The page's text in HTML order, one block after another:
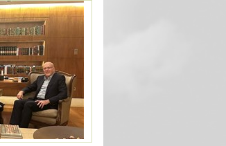
أساسية ينبغي علينا
والسجالات الداخلية
للنهوض للبنان وحل
وقال في تصريح: حان
موقف موحّد يحمي
المستمر على لبنان،
التجارب السابقة
وعلينا نحن
الإستقرار في وطننا
وانعكاساته علينا.
أضاف: الفرصة
وقف إطلاق النار
كرم، صاحب الخبرة